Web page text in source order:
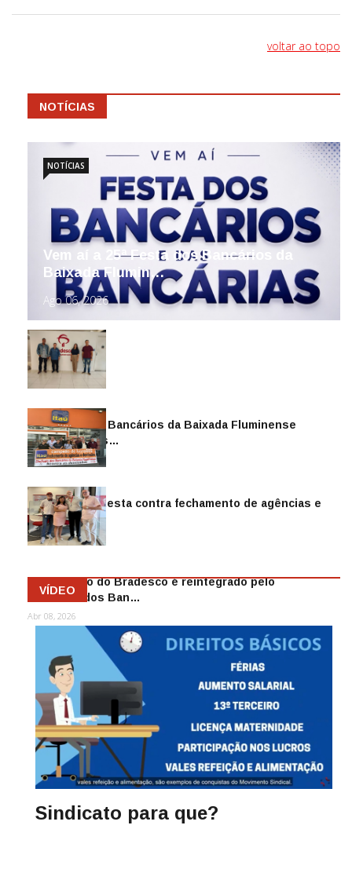
voltar ao topo
NOTÍCIAS
Vem aí a 25ª Festa dos Bancários da
Baixada Flumin…
Ago 06, 2026
NOTÍCIAS
Sindicato dos Bancários da Baixada Fluminense
reintegra mais…
Jul 14, 2026
Sindicato protesta contra fechamento de agências e
as demiss…
Mai 13, 2026
Funcionário do Bradesco é reintegrado pelo
Sindicato dos Ban…
Abr 08, 2026
VÍDEO
Sindicato para que?